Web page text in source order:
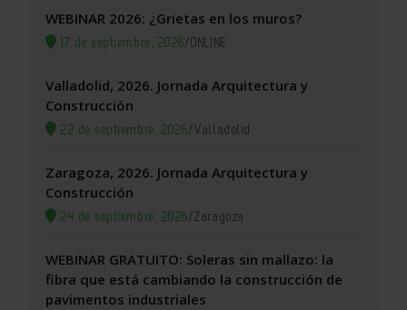
WEBINAR 2026: ¿Grietas en los muros?
17 de septiembre, 2026/ONLINE
Valladolid, 2026. Jornada Arquitectura y
Construcción
22 de septiembre, 2026/Valladolid
Zaragoza, 2026. Jornada Arquitectura y
Construcción
24 de septiembre, 2026/Zaragoza
WEBINAR GRATUITO: Soleras sin mallazo: la
fibra que está cambiando la construcción de
pavimentos industriales